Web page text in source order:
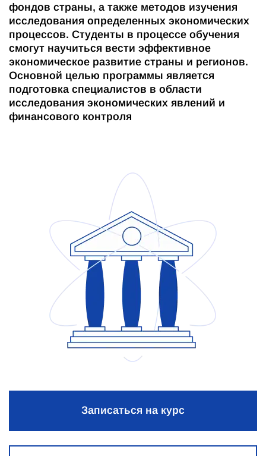
фондов страны, а также методов изучения
исследования определенных экономических
процессов. Студенты в процессе обучения
смогут научиться вести эффективное
экономическое развитие страны и регионов.
Основной целью программы является
подготовка специалистов в области
исследования экономических явлений и
финансового контроля
Записаться на курс